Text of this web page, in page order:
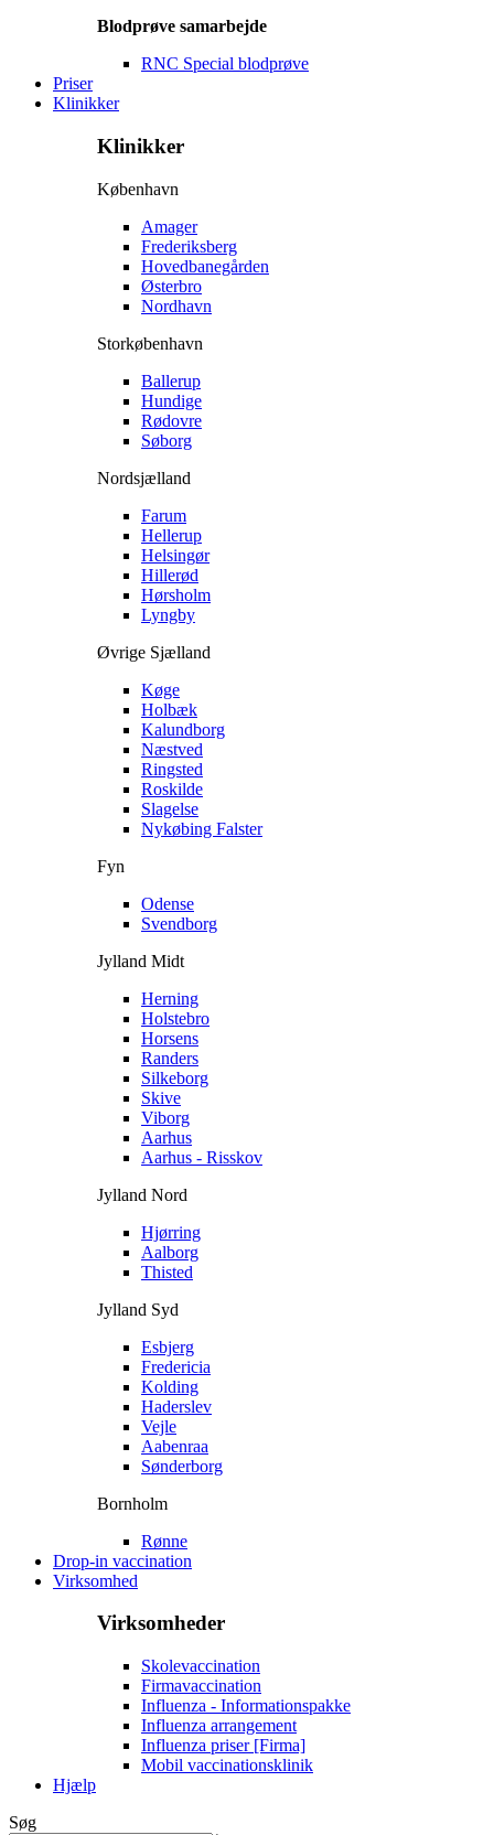
Blodprøve samarbejde
RNC Special blodprøve
Priser
Klinikker
Klinikker
København
Amager
Frederiksberg
Hovedbanegården
Østerbro
Nordhavn
Storkøbenhavn
Ballerup
Hundige
Rødovre
Søborg
Nordsjælland
Farum
Hellerup
Helsingør
Hillerød
Hørsholm
Lyngby
Øvrige Sjælland
Køge
Holbæk
Kalundborg
Næstved
Ringsted
Roskilde
Slagelse
Nykøbing Falster
Fyn
Odense
Svendborg
Jylland Midt
Herning
Holstebro
Horsens
Randers
Silkeborg
Skive
Viborg
Aarhus
Aarhus - Risskov
Jylland Nord
Hjørring
Aalborg
Thisted
Jylland Syd
Esbjerg
Fredericia
Kolding
Haderslev
Vejle
Aabenraa
Sønderborg
Bornholm
Rønne
Drop-in vaccination
Virksomhed
Virksomheder
Skolevaccination
Firmavaccination
Influenza - Informationspakke
Influenza arrangement
Influenza priser [Firma]
Mobil vaccinationsklinik
Hjælp
Søg